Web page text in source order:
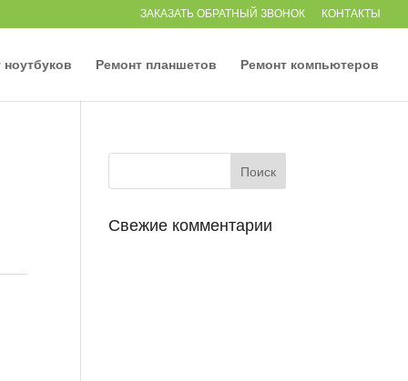
ЗАКАЗАТЬ ОБРАТНЫЙ ЗВОНОК КОНТАКТЫ
Ремонт планшетов Ремонт компьютеров
Свежие комментарии